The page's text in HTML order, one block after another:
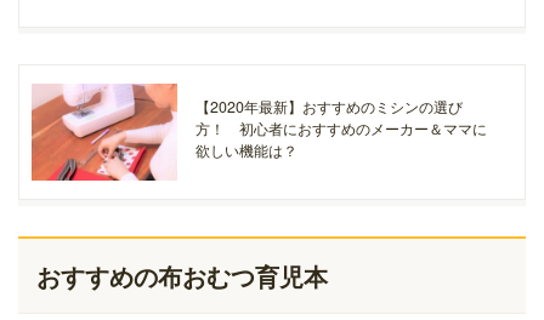
【2020年最新】おすすめのミシンの選び
方！ 初心者におすすめのメーカー＆ママに
欲しい機能は？
おすすめの布おむつ育児本